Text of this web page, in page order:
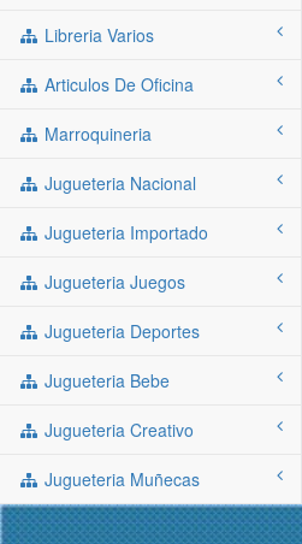
Libreria Varios
Articulos De Oficina
Marroquineria
Jugueteria Nacional
Jugueteria Importado
Jugueteria Juegos
Jugueteria Deportes
Jugueteria Bebe
Jugueteria Creativo
Jugueteria Muñecas